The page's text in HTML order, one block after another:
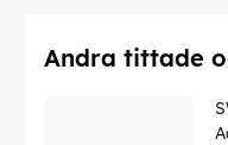
Andra tittade